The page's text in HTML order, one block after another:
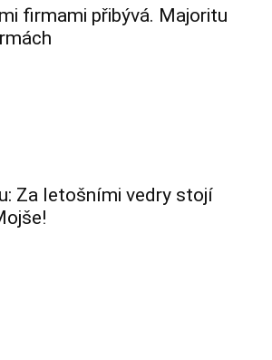
firmami přibývá. Majoritu
Za letošními vedry stojí